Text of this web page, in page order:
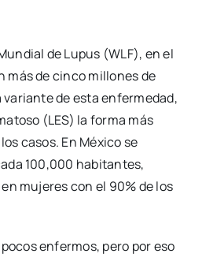
de Lupus (WLF), en el
más de cinco millones de
de esta enfermedad,
(LES) la forma más
casos. En México se
100,000 habitantes,
mujeres con el 90% de los
enfermos, pero por eso